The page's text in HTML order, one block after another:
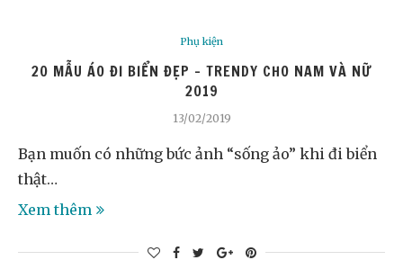
Phụ kiện
20 MẪU ÁO ĐI BIỂN ĐẸP – TRENDY CHO NAM VÀ NỮ
2019
13/02/2019
Bạn muốn có những bức ảnh “sống ảo” khi đi biển
thật…
Xem thêm